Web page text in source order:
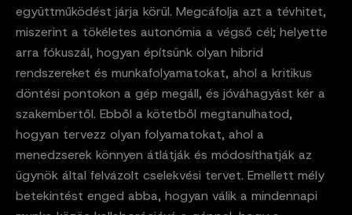
együttműködést járja körül. Megcáfolja azt a tévhitet,
miszerint a tökéletes autonómia a végső cél; helyette
arra fókuszál, hogyan építsünk olyan hibrid
rendszereket és munkafolyamatokat, ahol a kritikus
döntési pontokon a gép megáll, és jóváhagyást kér a
szakembertől. Ebből a kötetből megtanulhatod,
hogyan tervezz olyan folyamatokat, ahol a
menedzserek könnyen átlátják és módosíthatják az
ügynök által felvázolt cselekvési tervet. Emellett mély
betekintést enged abba, hogyan válik a mindennapi